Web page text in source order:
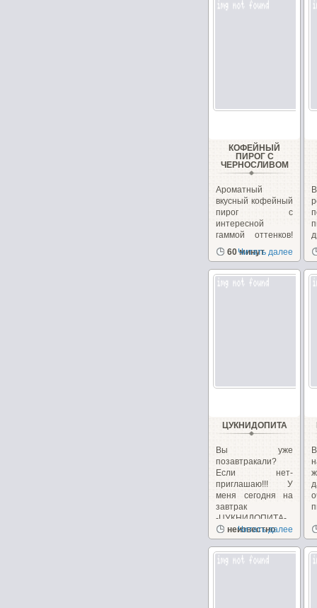
КОФЕЙНЫЙ
ПИРОГ С
ЧЕРНОСЛИВОМ
Ароматный
вкусный кофейный
пирог с
интересной
гаммой оттенков!
По вкусу мне...
60 минут
Читать далее
ЦУКНИДОПИТА
Вы уже
позавтракали?
Если нет-
приглашаю!!! У
меня сегодня на
завтрак
-ЦУКНИДОПИТА-...
неизвестно
Читать далее